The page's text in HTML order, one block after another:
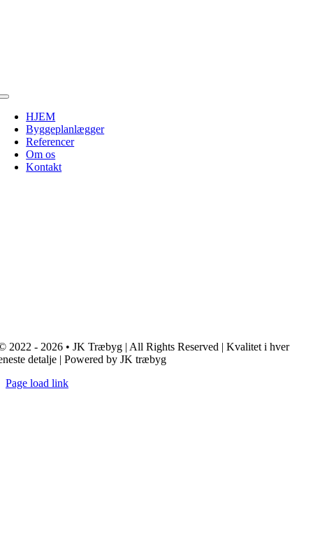
Toggle
Navigation
HJEM
Byggeplanlægger
Referencer
Om os
Kontakt
2022 - 2026 • JK Træbyg | All Rights Reserved | Kvalitet i hver
detalje | Powered by JK træbyg
Page load link